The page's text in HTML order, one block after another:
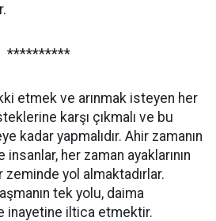
**********
etmek ve arınmak isteyen her
karşı çıkmalı ve bu
kadar yapmalıdır. Ahir zamanın
her zaman ayaklarının
zeminde yol almaktadırlar.
tek yolu, daima
inayetine iltica etmektir.